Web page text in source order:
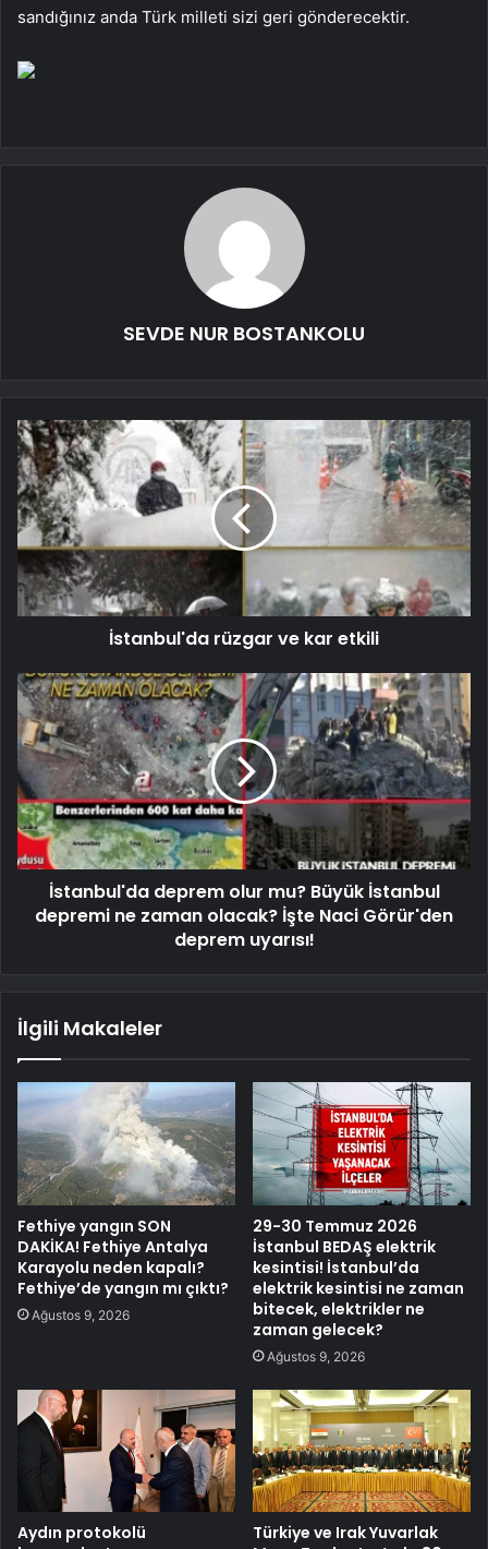
sandığınız anda Türk milleti sizi geri gönderecektir.
SEVDE NUR BOSTANKOLU
İstanbul'da rüzgar ve kar etkili
İstanbul'da deprem olur mu? Büyük İstanbul
depremi ne zaman olacak? İşte Naci Görür'den
deprem uyarısı!
İlgili Makaleler
Fethiye yangın SON
DAKİKA! Fethiye Antalya
Karayolu neden kapalı?
Fethiye’de yangın mı çıktı?
Ağustos 9, 2026
29-30 Temmuz 2026
İstanbul BEDAŞ elektrik
kesintisi! İstanbul’da
elektrik kesintisi ne zaman
bitecek, elektrikler ne
zaman gelecek?
Ağustos 9, 2026
Aydın protokolü
Türkiye ve Irak Yuvarlak